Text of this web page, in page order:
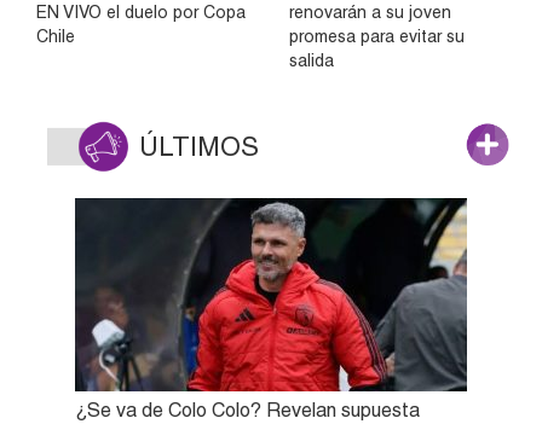
EN VIVO el duelo por Copa
Chile
renovarán a su joven
promesa para evitar su
salida
ÚLTIMOS
¿Se va de Colo Colo? Revelan supuesta